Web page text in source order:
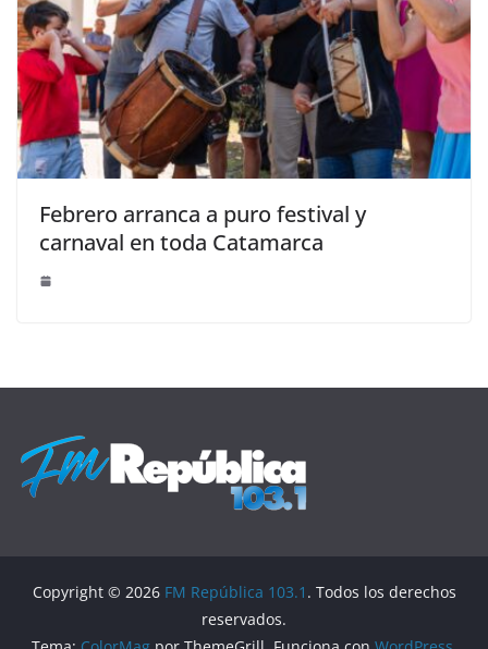
Febrero arranca a puro festival y
carnaval en toda Catamarca
Copyright © 2026 FM República 103.1 . Todos los derechos
reservados.